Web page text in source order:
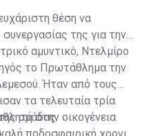
θέση να
της για την
αμυντικό, Ντελμίρο
το Πρωτάθλημα την
Ήταν από τους
τα τελευταία τρία
ομάδας.
στην οικογένεια